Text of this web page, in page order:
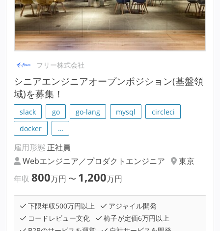
フリー株式会社
シニアエンジニアオープンポジション(基盤領
域)を募集！
slack go go-lang mysql
circleci
docker
…
雇用形態 正社員
Webエンジニア／プロダクトエンジニア
東京
年収 800万円 〜 1,200万円
下限年収500万円以上
アジャイル開発
コードレビュー文化
椅子が定価6万円以上